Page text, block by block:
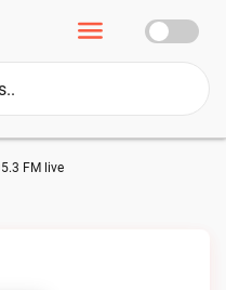
FM live